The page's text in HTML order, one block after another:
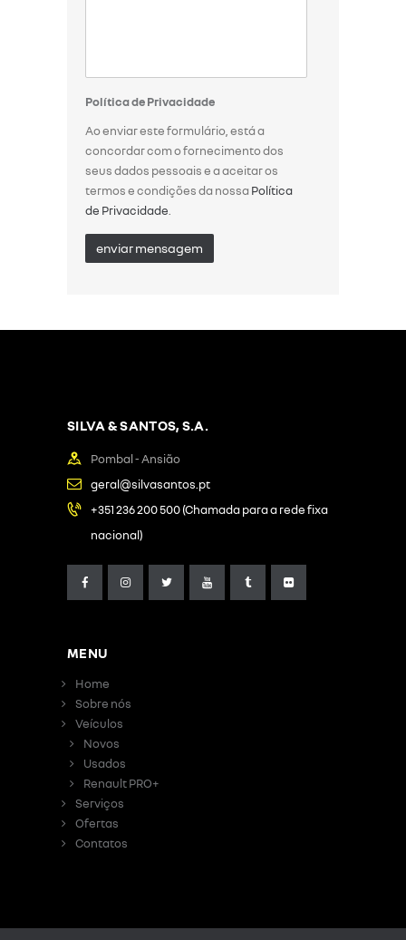
Política de Privacidade
Ao enviar este formulário, está a
concordar com o fornecimento dos
seus dados pessoais e a aceitar os
termos e condições da nossa Política
de Privacidade
SILVA & SANTOS, S.A.
Pombal - Ansião
geral@silvasantos.pt
+351 236 200 500 (Chamada para a rede fixa
nacional)
MENU
Home
Sobre nós
Veículos
Novos
Usados
Renault PRO+
Serviços
Ofertas
Contatos